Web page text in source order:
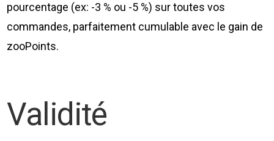
pourcentage (ex: -3 % ou -5 %) sur toutes vos
commandes, parfaitement cumulable avec le gain de
zooPoints.
Validité